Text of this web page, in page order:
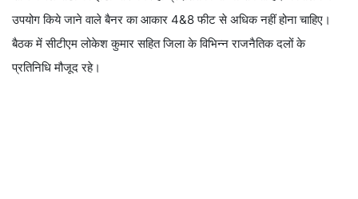
उपयोग किये जाने वाले बैनर का आकार 4&8 फीट से अधिक नहीं होना चाहिए।
बैठक में सीटीएम लोकेश कुमार सहित जिला के विभिन्न राजनैतिक दलों के
प्रतिनिधि मौजूद रहे।